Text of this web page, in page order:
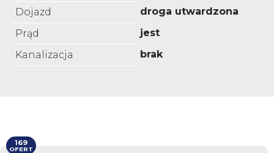
Dojazd
droga utwardzona
Prąd
jest
Kanalizacja
brak
169
OFERT